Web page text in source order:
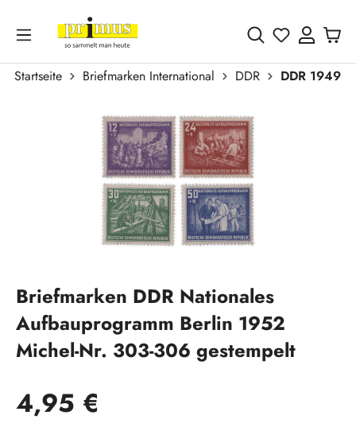
Zum Hauptinhalt springen
Du hast 0
Startseite Briefmarken International DDR
DDR 1949 -
Briefmarken DDR Nationales
Aufbauprogramm Berlin 1952
Michel-Nr. 303-306 gestempelt
Regulärer Preis:
4,95 €